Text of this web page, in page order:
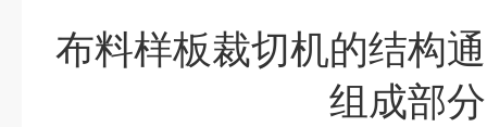
布料样板裁切机的结构
组成部分